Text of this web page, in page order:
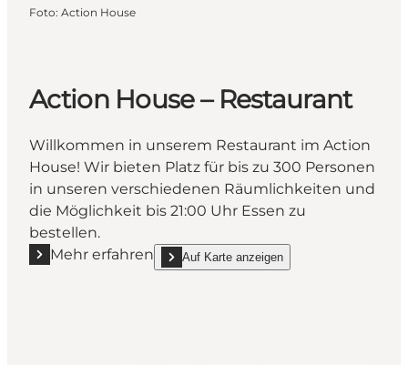
Foto: Action House
Action House – Restaurant
Willkommen in unserem Restaurant im Action
House! Wir bieten Platz für bis zu 300 Personen
in unseren verschiedenen Räumlichkeiten und
die Möglichkeit bis 21:00 Uhr Essen zu
bestellen.
Mehr erfahren
Mehr erfahren "Action House – Restaurant"
Auf Karte anzeigen
show Action House – Restaurant on_map